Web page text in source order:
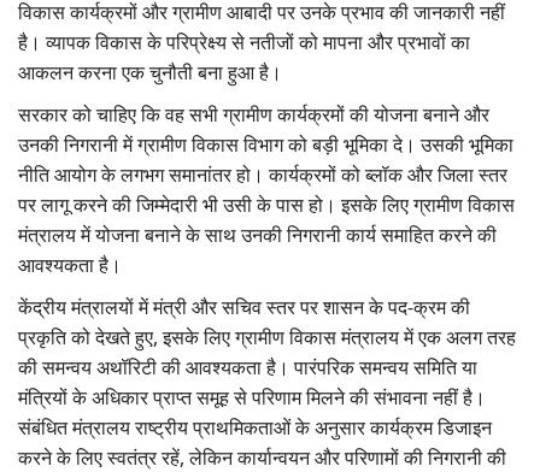
विकास कार्यक्रमों और ग्रामीण आबादी पर उनके प्रभाव की जानकारी नहीं
है। व्यापक विकास के परिप्रेक्ष्य से नतीजों को मापना और प्रभावों का
आकलन करना एक चुनौती बना हुआ है।
सरकार को चाहिए कि वह सभी ग्रामीण कार्यक्रमों की योजना बनाने और
उनकी निगरानी में ग्रामीण विकास विभाग को बड़ी भूमिका दे। उसकी भूमिका
नीति आयोग के लगभग समानांतर हो। कार्यक्रमों को ब्लॉक और जिला स्तर
पर लागू करने की जिम्मेदारी भी उसी के पास हो। इसके लिए ग्रामीण विकास
मंत्रालय में योजना बनाने के साथ उनकी निगरानी कार्य समाहित करने की
आवश्यकता है।
केंद्रीय मंत्रालयों में मंत्री और सचिव स्तर पर शासन के पद-क्रम की
प्रकृति को देखते हुए, इसके लिए ग्रामीण विकास मंत्रालय में एक अलग तरह
की समन्वय अथॉरिटी की आवश्यकता है। पारंपरिक समन्वय समिति या
मंत्रियों के अधिकार प्राप्त समूह से परिणाम मिलने की संभावना नहीं है।
संबंधित मंत्रालय राष्ट्रीय प्राथमिकताओं के अनुसार कार्यक्रम डिजाइन
करने के लिए स्वतंत्र रहें, लेकिन कार्यान्वयन और परिणामों की निगरानी की